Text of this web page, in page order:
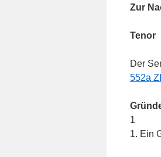
Zur
Tenor
Der
552a
1
1. Ein